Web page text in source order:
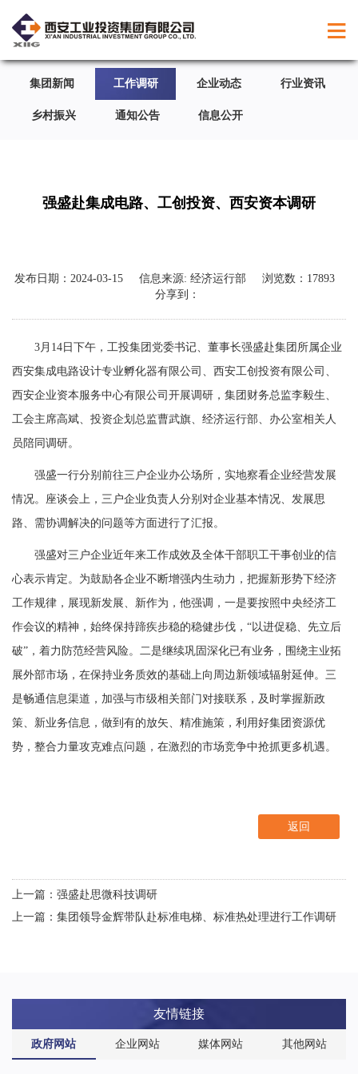
集团新闻 工作调研 企业动态 行业资讯
乡村振兴 通知公告 信息公开
强盛赴集成电路、工创投资、西安资本调研
发布日期： 2024-03-15信息来源: 经济运行部 浏览数： 17893
分享到：
3月14日下午，工投集团党委书记、董事长强盛赴集团所属企业
西安集成电路设计专业孵化器有限公司、西安工创投资有限公司、
西安企业资本服务中心有限公司开展调研，集团财务总监李毅生、
工会主席高斌、投资企划总监曹武旗、经济运行部、办公室相关人
员陪同调研。
强盛一行分别前往三户企业办公场所，实地察看企业经营发展
情况。座谈会上，三户企业负责人分别对企业基本情况、发展思
路、需协调解决的问题等方面进行了汇报。
强盛对三户企业近年来工作成效及全体干部职工干事创业的信
心表示肯定。为鼓励各企业不断增强内生动力，把握新形势下经济
工作规律，展现新发展、新作为，他强调，一是要按照中央经济工
作会议的精神，始终保持蹄疾步稳的稳健步伐，“以进促稳、先立后
破”，着力防范经营风险。二是继续巩固深化已有业务，围绕主业拓
展外部市场，在保持业务质效的基础上向周边新领域辐射延伸。三
是畅通信息渠道，加强与市级相关部门对接联系，及时掌握新政
策、新业务信息，做到有的放矢、精准施策，利用好集团资源优
势，整合力量攻克难点问题，在激烈的市场竞争中抢抓更多机遇。
返回
上一篇：强盛赴思微科技调研
上一篇：集团领导金辉带队赴标准电梯、标准热处理进行工作调研
友情链接
政府网站 企业网站 媒体网站 其他网站